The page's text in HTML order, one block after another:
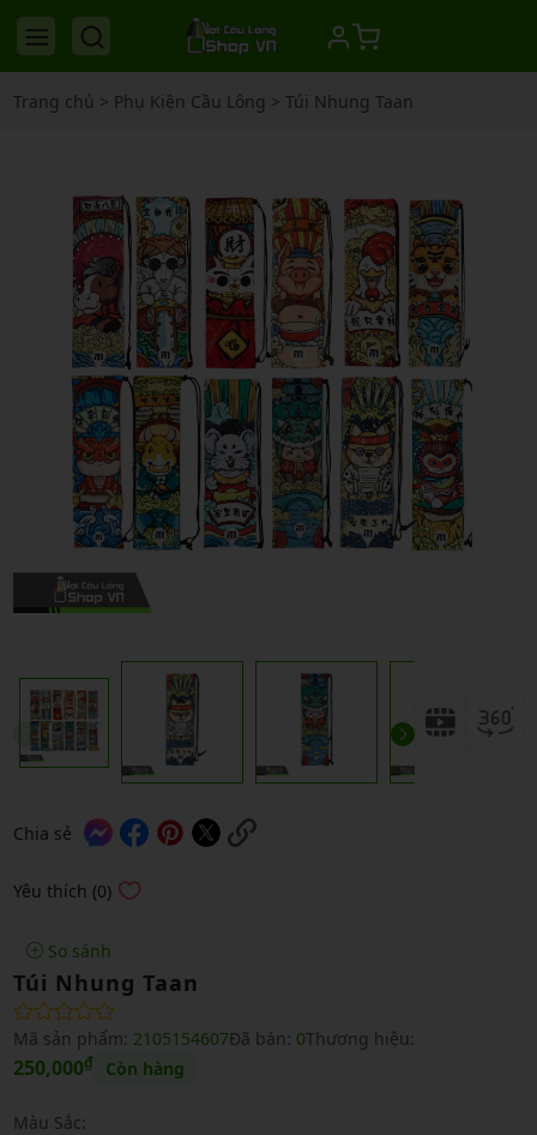
Trang chủ > Phụ Kiện Cầu Lông > Túi Nhung Taan
Chia sẻ
Yêu thích (0)
So sánh
Túi Nhung Taan
Mã sản phẩm: 2105154607Đã bán: 0Thương hiệu:
250,000₫ Còn hàng
Màu Sắc: